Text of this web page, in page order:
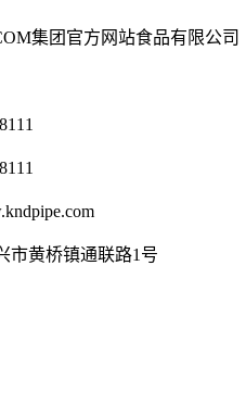
集团官方网站食品有限公司
市黄桥镇通联路1号